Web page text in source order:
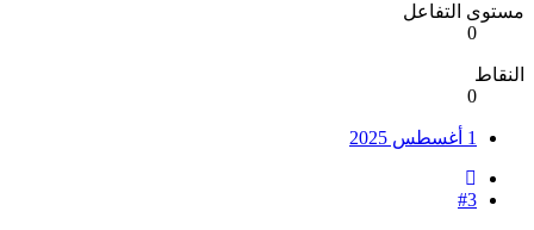
مستوى التفاعل
0
النقاط
0
1 أغسطس 2025
#3